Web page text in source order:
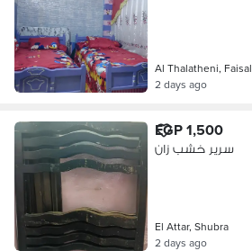
Al Thalatheni, Faisal
2 days ago
EGP 1,500
سرير خشب زان
El Attar, Shubra
2 days ago